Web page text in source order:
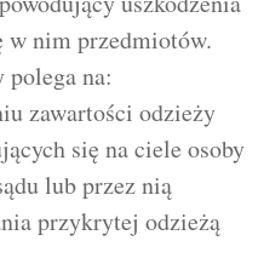
w nim przedmiotów.
polega na:
zawartości odzieży
się na ciele osoby
lub przez nią
przykrytej odzieżą